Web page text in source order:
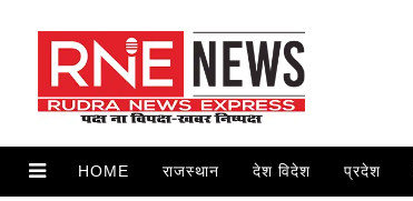
HOME राजस्थान देश विदेश प्रदेश